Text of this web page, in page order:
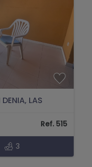
LAS
Ref. 515
3